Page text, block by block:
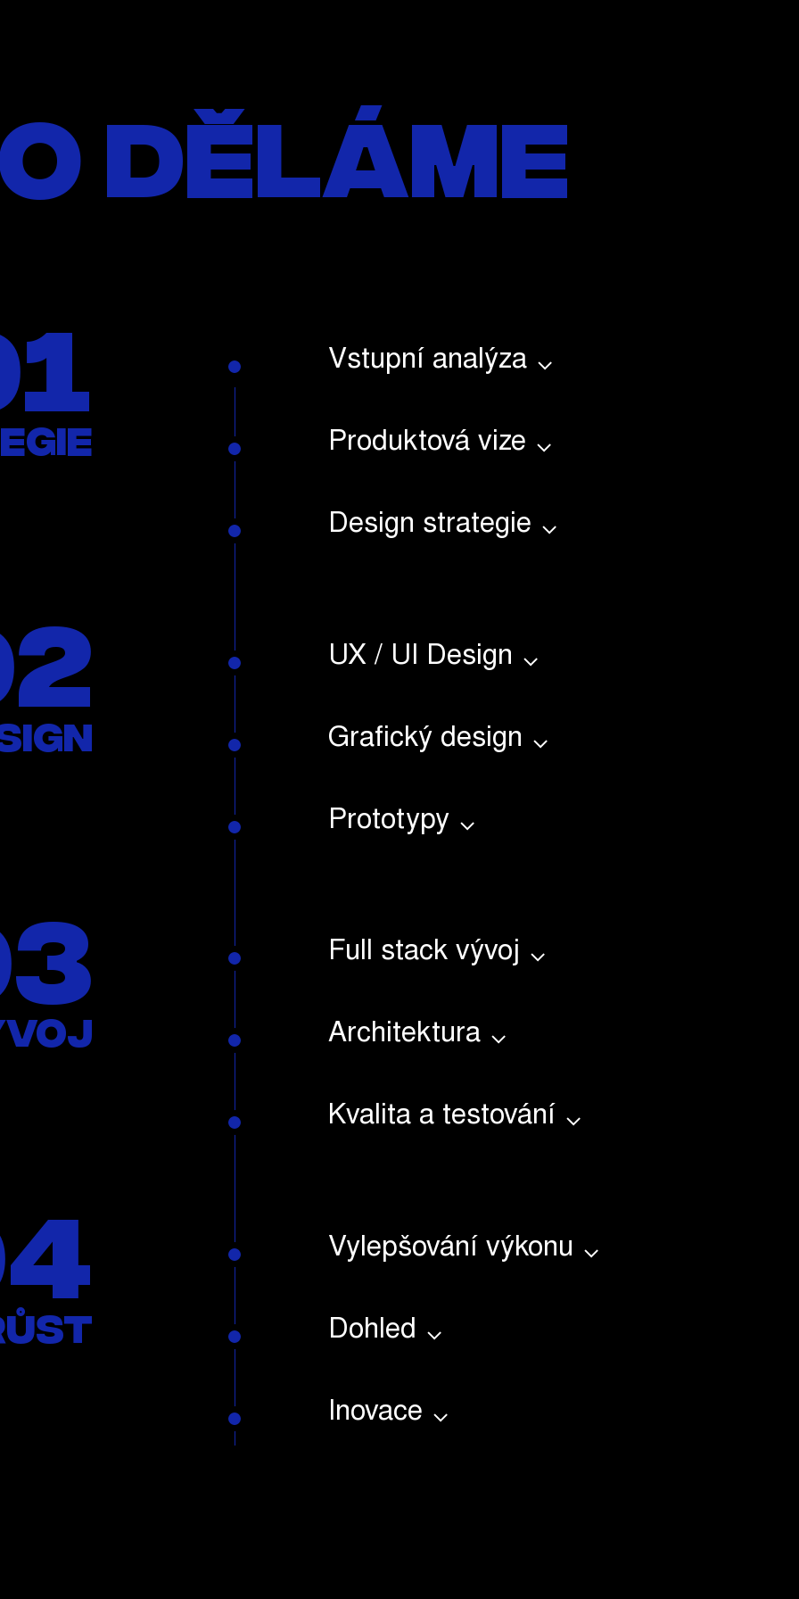
děláme
Vstupní analýza
Produktová vize
Design strategie
UX / UI Design
Grafický design
Prototypy
Full stack vývoj
Architektura
Kvalita a testování
Vylepšování výkonu
Dohled
Inovace